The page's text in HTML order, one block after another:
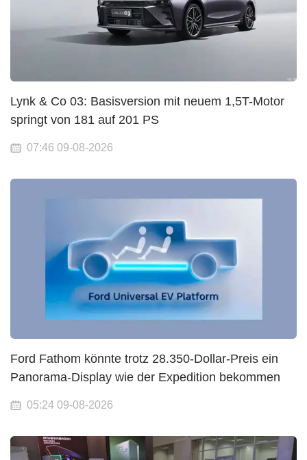
Lynk & Co 03: Basisversion mit neuem 1,5T-Motor
springt von 181 auf 201 PS
07:46 09-08-2026
Ford Fathom könnte trotz 28.350-Dollar-Preis ein
Panorama-Display wie der Expedition bekommen
05:24 09-08-2026